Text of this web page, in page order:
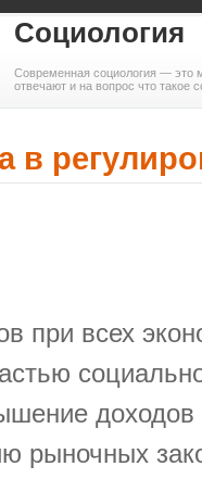
Социология
Современная социология — это
отвечают и на вопрос что такое
в
при всех
доходов
рыночных